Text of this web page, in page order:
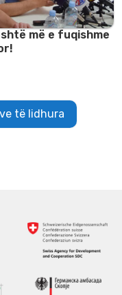
më e fuqishme
të lidhura